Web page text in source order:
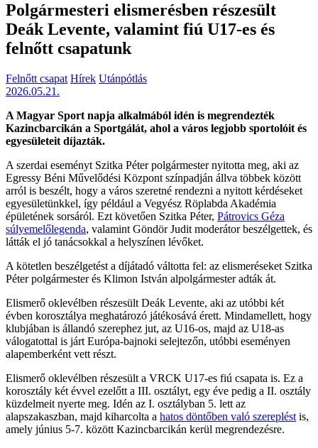
Polgármesteri elismerésben részesült
Deák Levente, valamint fiú U17-es és
felnőtt csapatunk
Felnőtt csapat Hírek Utánpótlás
2026.05.21.
A Magyar Sport napja alkalmából idén is megrendezték
Kazincbarcikán a Sportgálát, ahol a város legjobb sportolóit és
egyesületeit díjazták.
A szerdai eseményt Szitka Péter polgármester nyitotta meg, aki az
Egressy Béni Művelődési Központ színpadján állva többek között
arról is beszélt, hogy a város szeretné rendezni a nyitott kérdéseket
egyesületünkkel, így például a Vegyész Röplabda Akadémia
épületének sorsáról. Ezt követően Szitka Péter, Pátrovics Géza
súlyemelőlegenda, valamint Göndör Judit moderátor beszélgettek, és
látták el jó tanácsokkal a helyszínen lévőket.
A kötetlen beszélgetést a díjátadó váltotta fel: az elismeréseket Szitka
Péter polgármester és Klimon István alpolgármester adták át.
Elismerő oklevélben részesült Deák Levente, aki az utóbbi két
évben korosztálya meghatározó játékosává érett. Mindamellett, hogy
klubjában is állandó szerephez jut, az U16-os, majd az U18-as
válogatottal is járt Európa-bajnoki selejtezőn, utóbbi eseményen
alapemberként vett részt.
Elismerő oklevélben részesült a VRCK U17-es fiú csapata is. Ez a
korosztály két évvel ezelőtt a III. osztályt, egy éve pedig a II. osztály
küzdelmeit nyerte meg. Idén az I. osztályban 5. lett az
alapszakaszban, majd kiharcolta a hatos döntőben való szereplést is,
amely június 5-7. között Kazincbarcikán kerül megrendezésre.